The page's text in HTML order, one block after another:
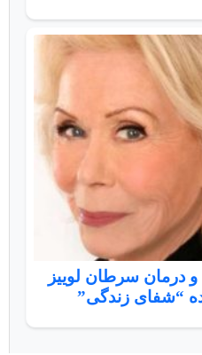
و درمان سرطان لوییز
“شفای زندگی”